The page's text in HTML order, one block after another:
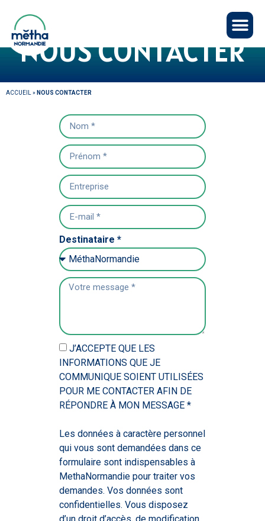
NOUS CONTACTER
ACCUEIL» NOUS CONTACTER
Destinataire *
J’ACCEPTE QUE LES
INFORMATIONS QUE JE
COMMUNIQUE SOIENT UTILISÉES
POUR ME CONTACTER AFIN DE
RÉPONDRE À MON MESSAGE *
Les données à caractère personnel
qui vous sont demandées dans ce
formulaire sont indispensables à
MethaNormandie pour traiter vos
demandes. Vos données sont
confidentielles. Vous disposez